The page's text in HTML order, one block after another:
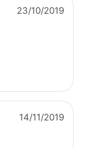
23/10/2019
14/11/2019